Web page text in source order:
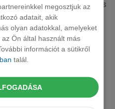
megosztjuk az
adatait, akik
olyan adatokkal, amelyeket
Ön által használt más
információt a sütikről
talál.
Aut nobis in possimus
et consectetur ut
fuga error. Eos optio odio